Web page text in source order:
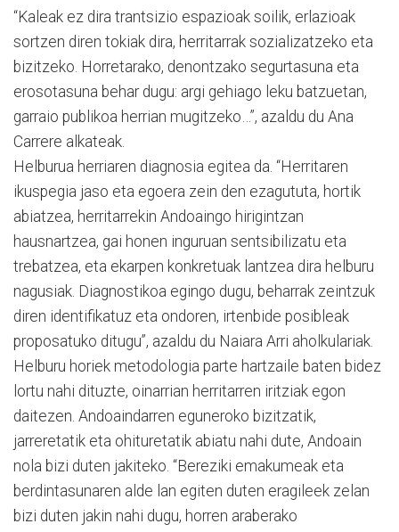
“Kaleak ez dira trantsizio espazioak soilik, erlazioak
sortzen diren tokiak dira, herritarrak sozializatzeko eta
bizitzeko. Horretarako, denontzako segurtasuna eta
erosotasuna behar dugu: argi gehiago leku batzuetan,
garraio publikoa herrian mugitzeko…”, azaldu du Ana
Carrere alkateak.
Helburua herriaren diagnosia egitea da. “Herritaren
ikuspegia jaso eta egoera zein den ezagututa, hortik
abiatzea, herritarrekin Andoaingo hirigintzan
hausnartzea, gai honen inguruan sentsibilizatu eta
trebatzea, eta ekarpen konkretuak lantzea dira helburu
nagusiak. Diagnostikoa egingo dugu, beharrak zeintzuk
diren identifikatuz eta ondoren, irtenbide posibleak
proposatuko ditugu”, azaldu du Naiara Arri aholkulariak.
Helburu horiek metodologia parte hartzaile baten bidez
lortu nahi dituzte, oinarrian herritarren iritziak egon
daitezen. Andoaindarren eguneroko bizitzatik,
jarreretatik eta ohituretatik abiatu nahi dute, Andoain
nola bizi duten jakiteko. “Bereziki emakumeak eta
berdintasunaren alde lan egiten duten eragileek zelan
bizi duten jakin nahi dugu, horren araberako